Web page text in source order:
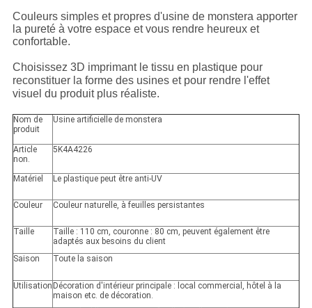
Couleurs simples et propres d'usine de monstera apporter
la pureté à votre espace et vous rendre heureux et
confortable.
Choisissez 3D imprimant le tissu en plastique pour
reconstituer la forme des usines et pour rendre l'effet
visuel du produit plus réaliste.
Nom de
produit
Usine artificielle de monstera
Article
non.
5K4A4226
Matériel Le plastique peut être anti-UV
Couleur Couleur naturelle, à feuilles persistantes
Taille
Taille : 110 cm, couronne : 80 cm, peuvent également être
adaptés aux besoins du client
Saison
Toute la saison
Utilisation Décoration d'intérieur principale : local commercial, hôtel à la
maison etc. de décoration.